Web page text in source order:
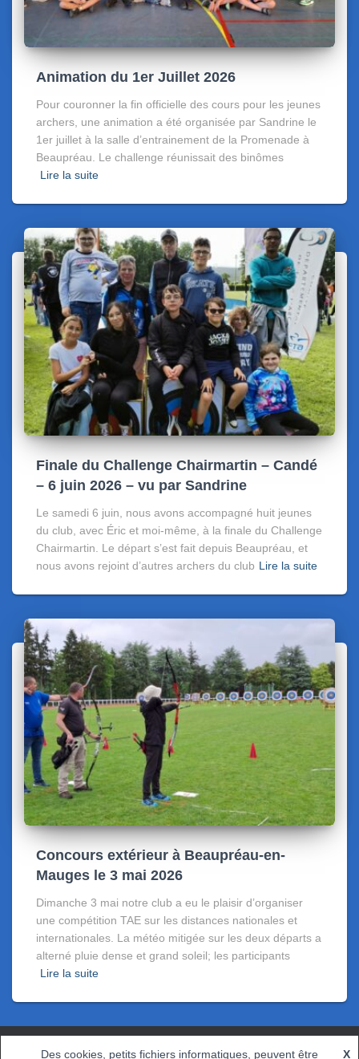
Animation du 1er Juillet 2026
Pour couronner la fin officielle des cours pour les jeunes
archers, une animation a été organisée par Sandrine le
1er juillet à la salle d’entrainement de la Promenade à
Beaupréau. Le challenge réunissait des binômes
Lire la suite
Finale du Challenge Chairmartin – Candé
– 6 juin 2026 – vu par Sandrine
Le samedi 6 juin, nous avons accompagné huit jeunes
du club, avec Éric et moi-même, à la finale du Challenge
Chairmartin. Le départ s’est fait depuis Beaupréau, et
nous avons rejoint d’autres archers du club Lire la suite
Concours extérieur à Beaupréau-en-
Mauges le 3 mai 2026
Dimanche 3 mai notre club a eu le plaisir d’organiser
une compétition TAE sur les distances nationales et
internationales. La météo mitigée sur les deux départs a
alterné pluie dense et grand soleil; les participants
Lire la suite
Des cookies, petits fichiers informatiques, peuvent être X